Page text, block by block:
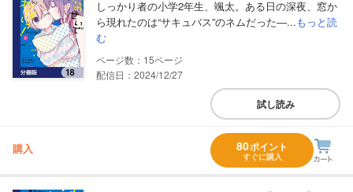
しっかり者の小学2年生、颯太。ある日の深夜、窓か
ら現れたのは“サキュバス”のネムだった―...もっと読
む
15
配信日：2024/12/27
試し読み
購入 80ポイント
すぐに購入